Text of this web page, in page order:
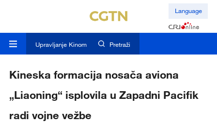
Language
Upravljanje Kinom Pretraži
Kineska formacija nosača aviona
„Liaoning“ isplovila u Zapadni Pacifik
radi vojne vežbe